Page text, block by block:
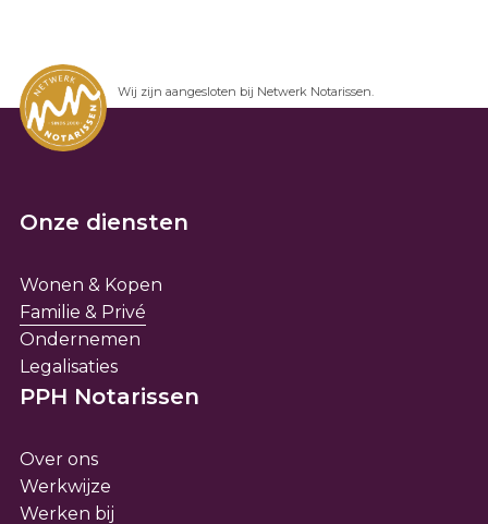
Wij zijn aangesloten bij Netwerk Notarissen.
Onze diensten
Wonen & Kopen
Familie & Privé
Ondernemen
Legalisaties
PPH Notarissen
Over ons
Werkwijze
Werken bij